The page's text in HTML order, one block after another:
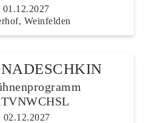
Weinfelden
02.12.2027